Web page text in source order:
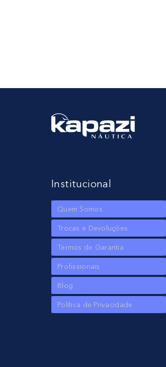
Institucional
Quem Somos
Trocas e Devoluções
Termos de Garantia
Profissionais
Blog
Política de Privacidade